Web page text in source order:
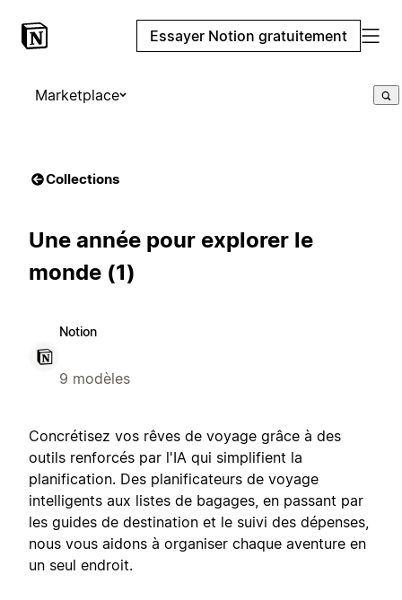
Essayer Notion gratuitement
Marketplace
Collections
Une année pour explorer le
monde (1)
Notion
9 modèles
Concrétisez vos rêves de voyage grâce à des
outils renforcés par l'IA qui simplifient la
planification. Des planificateurs de voyage
intelligents aux listes de bagages, en passant par
les guides de destination et le suivi des dépenses,
nous vous aidons à organiser chaque aventure en
un seul endroit.